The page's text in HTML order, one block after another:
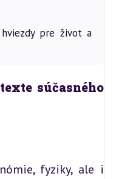
pre život a
súčasného
fyziky, ale i